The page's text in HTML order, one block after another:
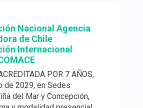
Nacional Agencia
de Chile
Internacional
POR 7 AÑOS,
de 2029, en Sedes
del Mar y Concepción,